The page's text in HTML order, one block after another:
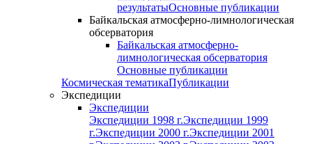
результатыОсновные публикации
Байкальская атмосферно-лимнологическая
обсерватория
Байкальская атмосферно-
лимнологическая обсерватория
Основные публикации
Космическая тематикаПубликации
Экспедиции
Экспедиции
Экспедиции 1998 г.Экспедиции 1999
г.Экспедиции 2000 г.Экспедиции 2001